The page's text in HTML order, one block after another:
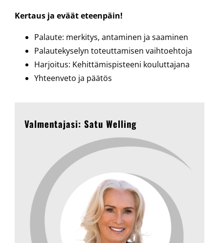
Kertaus ja eväät eteenpäin!
Palaute: merkitys, antaminen ja saaminen
Palautekyselyn toteuttamisen vaihtoehtoja
Harjoitus: Kehittämispisteeni kouluttajana
Yhteenveto ja päätös
Valmentajasi: Satu Welling